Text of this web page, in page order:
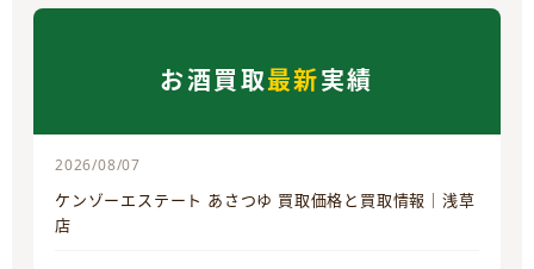
お酒買取最新実績
2026/08/07
ケンゾーエステート あさつゆ 買取価格と買取情報｜浅草
店